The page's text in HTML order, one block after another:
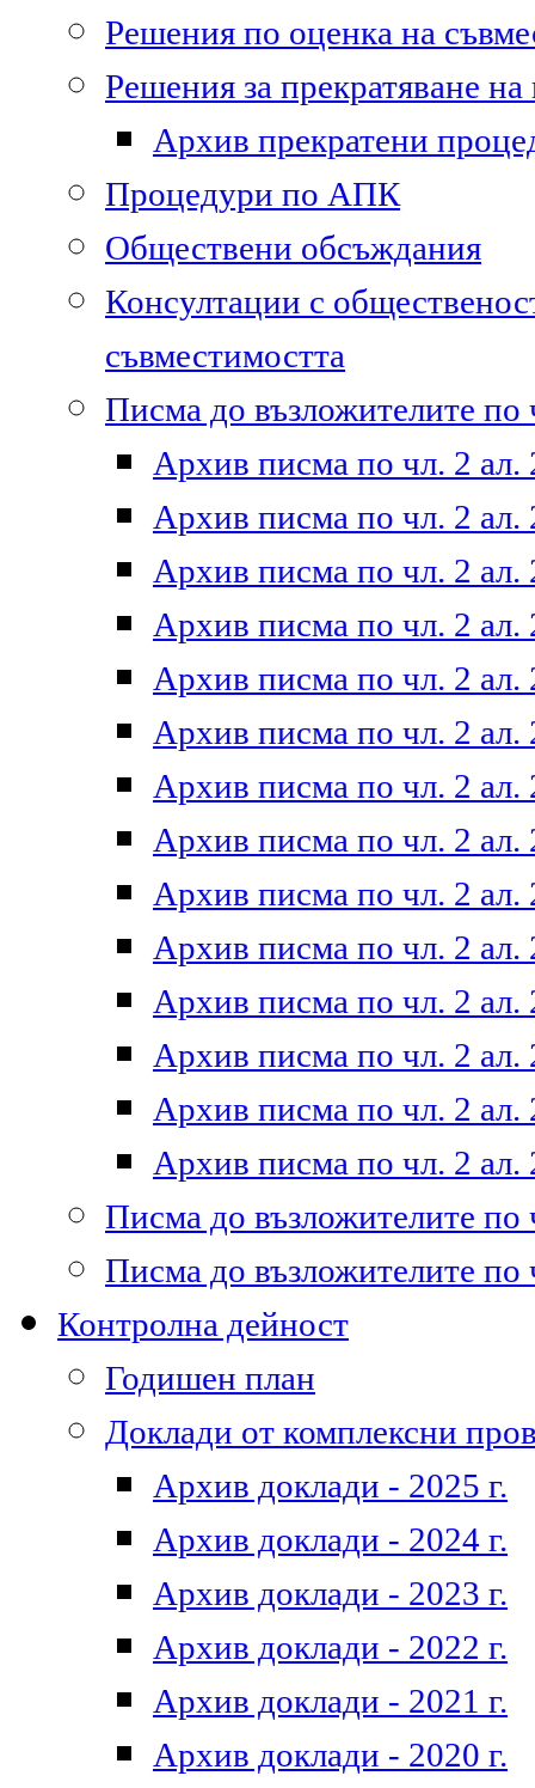
Решения по оценка на
Решения за прекратяване
Архив прекратени
Процедури по АПК
Обществени обсъждания
Консултации с
съвместимостта
Писма до възложителите по
Архив писма по чл. 2 ал.
Архив писма по чл. 2 ал.
Архив писма по чл. 2 ал.
Архив писма по чл. 2 ал.
Архив писма по чл. 2 ал.
Архив писма по чл. 2 ал.
Архив писма по чл. 2 ал.
Архив писма по чл. 2 ал.
Архив писма по чл. 2 ал.
Архив писма по чл. 2 ал.
Архив писма по чл. 2 ал.
Архив писма по чл. 2 ал.
Архив писма по чл. 2 ал.
Архив писма по чл. 2 ал.
Писма до възложителите по
Писма до възложителите по
Контролна дейност
Годишен план
Доклади от комплексни
Архив доклади - 2025 г.
Архив доклади - 2024 г.
Архив доклади - 2023 г.
Архив доклади - 2022 г.
Архив доклади - 2021 г.
Архив доклади - 2020 г.